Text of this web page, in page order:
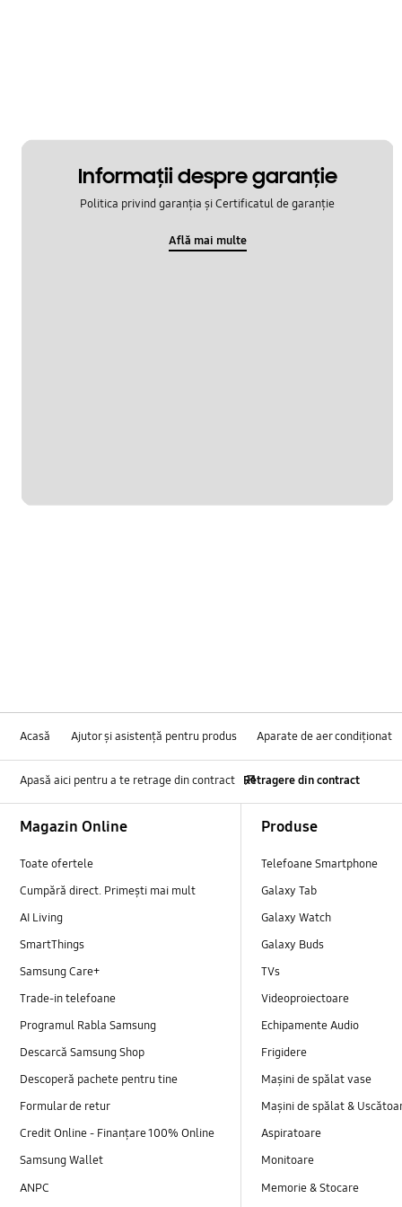
Informaţii despre garanţie
Politica privind garanția și Certificatul de garanție
Află mai multe
Acasă Ajutor și asistență pentru produs Aparate de aer condiţionat
Apasă aici pentru a te retrage din contract Retragere din contract
Magazin Online
Toate ofertele
Cumpără direct. Primești mai mult
AI Living
SmartThings
Samsung Care+
Trade-in telefoane
Programul Rabla Samsung
Descarcă Samsung Shop
Descoperă pachete pentru tine
Formular de retur
Credit Online - Finanțare 100% Online
Samsung Wallet
ANPC
Produse
Telefoane Smartphone
Galaxy Tab
Galaxy Watch
Galaxy Buds
TVs
Videoproiectoare
Echipamente Audio
Frigidere
Mașini de spălat vase
Mașini de spălat &
Aspiratoare
Monitoare
Memorie & Stocare